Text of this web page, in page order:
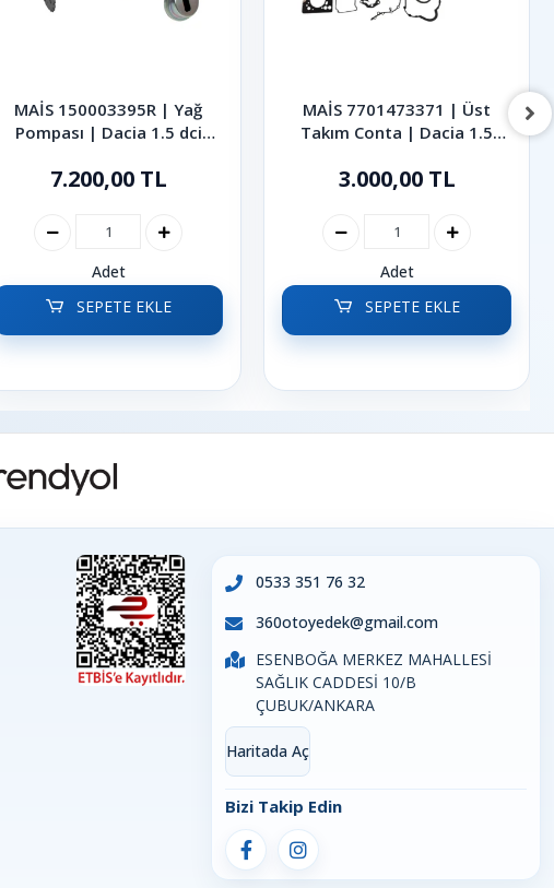
MAİS 150003395R | Yağ
Pompası | Dacia 1.5 dci
Dokker Lodgy
7.200,00 TL
Adet
SEPETE EKLE
MAİS 7701473371 | Üst
Takım Conta | Dacia 1.5
Lodgy Dokker
3.000,00 TL
Adet
SEPETE EKLE
0533 351 76 32
360otoyedek@gmail.com
ESENBOĞA MERKEZ MAHALLESİ
SAĞLIK CADDESİ 10/B
ÇUBUK/ANKARA
Haritada Aç
Bizi Takip Edin